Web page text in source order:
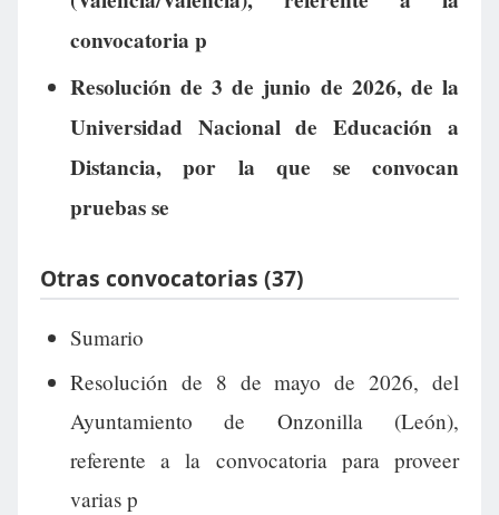
convocatoria p
Resolución de 3 de junio de 2026, de la
Universidad Nacional de Educación a
Distancia, por la que se convocan
pruebas se
Otras convocatorias (37)
Sumario
Resolución de 8 de mayo de 2026, del
Ayuntamiento de Onzonilla (León),
referente a la convocatoria para proveer
varias p